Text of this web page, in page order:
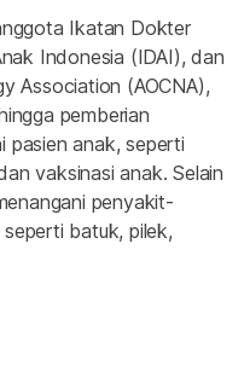
Ikatan Dokter
Indonesia (IDAI), dan
Association (AOCNA),
pemberian
pasien anak, seperti
vaksinasi anak. Selain
penyakit-
batuk, pilek,